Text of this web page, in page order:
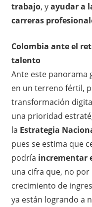
trabajo, yayudar a
carreras
Colombia ante el
talento
Ante este panorama
en un terreno fértil,
transformación
una prioridad
la Estrategia
pues se estima que
podría incrementar
una cifra que, no por
crecimiento de
ya están logrando a